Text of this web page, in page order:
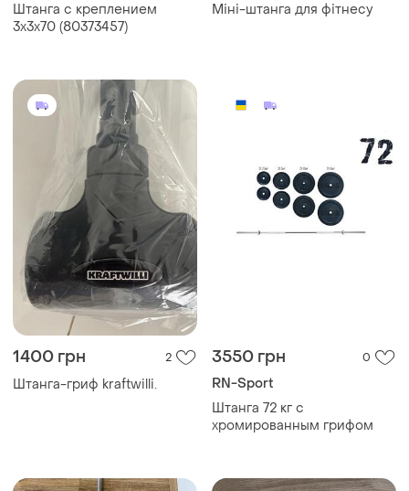
Штанга с креплением
3х3х70 (80373457)
Міні-штанга для фітнесу
1400 грн 2
Штанга-гриф kraftwilli.
3550 грн 0
RN-Sport
Штанга 72 кг с
хромированным грифом